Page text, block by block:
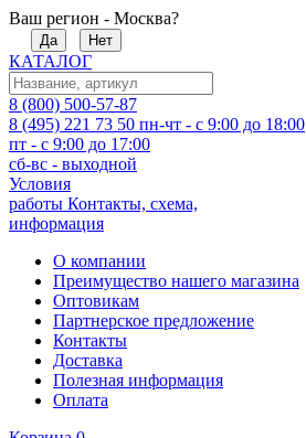
Ваш регион - Москва?
Да Нет
КАТАЛОГ
8 (800) 500-57-87
8 (495) 221 73 50 пн-чт - с 9:00 до 18:00
пт - с 9:00 до 17:00
сб-вс - выходной
Условия
работы Контакты, схема,
информация
О компании
Преимущество нашего магазина
Оптовикам
Партнерское предложение
Контакты
Доставка
Полезная информация
Оплата